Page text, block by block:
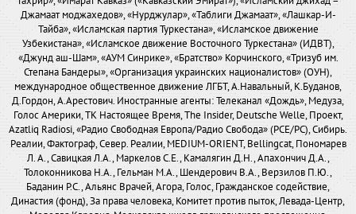
Джамаат моджахедов», «Нурджулар», «Таблиги Джамаат», «Лашкар-И-
Тайба», «Исламская партия Туркестана», «Исламское движение
Узбекистана», «Исламское движение Восточного Туркестана» (ИДВТ),
«Джунд аш-Шам», «АУМ Синрике», «Братство» Корчинского, «Тризуб им.
Степана Бандеры», «Организация украинских националистов» (ОУН),
международное общественное движение ЛГБТ, А.Навальный, К.Буданов,
Д.Гордон, А.Арестович. Иностранные агенты: Телеканал «Дождь», Медуза,
Голос Америки, ТК Настоящее Время, The Insider, Deutsche Welle, Проект,
Azatliq Radiosi, «Радио Свободная Европа/Радио Свобода» (PCE/PC), Сибирь.
Реалии, Фактограф, Север. Реалии, MEDIUM-ORIENT, Bellingcat, Пономарев
Л. А., Савицкая Л.А., Маркелов С.Е., Камалягин Д.Н., Апахончич Д.А.,
Толоконникова Н.А., Гельман М.А., Шендерович В.А., Верзилов П.Ю.,
Баданин Р.С., Альянс Врачей, Агора, Голос, Гражданское содействие,
Династия (фонд), За права человека, Комитет против пыток, Левада-Центр,